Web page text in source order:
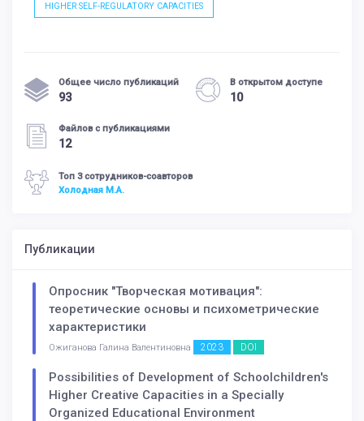
HIGHER SELF-REGULATORY CAPACITIES
Общее число публикаций
93
В открытом доступе
10
Файлов с публикациями
12
Топ 3 сотрудников-соавторов
Холодная М.А.
Публикации
Опросник "Творческая мотивация":
теоретические основы и психометрические
характеристики
Ожиганова Галина Валентиновна 2023 DOI
Possibilities of Development of Schoolchildren's
Higher Creative Capacities in a Specially
Organized Educational Environment